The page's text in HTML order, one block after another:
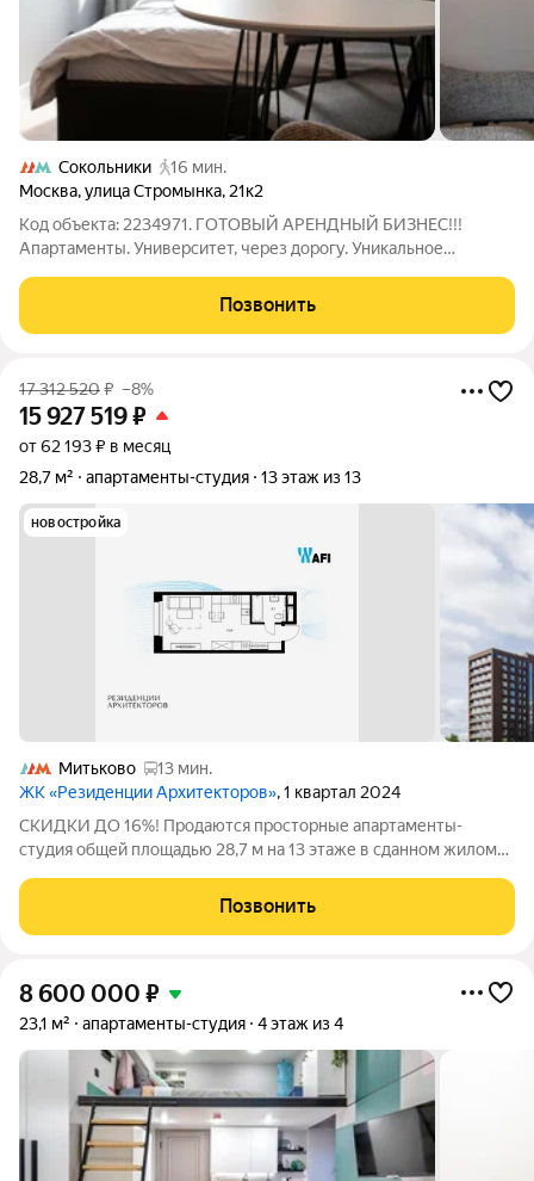
Сокольники
16 мин.
Москва,улица Стромынка, 21к2
Код объекта: 2234971. ГОТОВЫЙ АРЕНДНЫЙ БИЗНЕС!!!
Апартаменты. Университет, через дорогу. Уникальное
дизайнерским ремонтом на улице Стромынка, 21к2. Эта студия
идеально подойдёт для молодых
Позвонить
17 312 520₽ –8%
15 927 519₽
от 62 193 ₽ в месяц
28,7 м²
апартаменты-студия 13 этаж из 13
новостройка
Митьково
13 мин.
ЖК «Резиденции Архитекторов», 1 квартал 2024
СКИДКИ ДО 16%! Продаются просторные апартаменты-
студия общей площадью 28,7 м на 13 этаже в сданном жилом
Электрозаводская и БКЛ Электрозаводская. Жилой квартал
"Резиденции архитекторов" - удобный и
Позвонить
8 600 000 ₽
23,1 м² апартаменты-студия 4 этаж из 4